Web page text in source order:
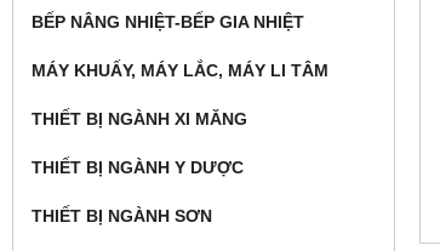
BẾP NÂNG NHIỆT-BẾP GIA NHIỆT
MÁY KHUẤY, MÁY LẮC, MÁY LI TÂM
THIẾT BỊ NGÀNH XI MĂNG
THIẾT BỊ NGÀNH Y DƯỢC
THIẾT BỊ NGÀNH SƠN